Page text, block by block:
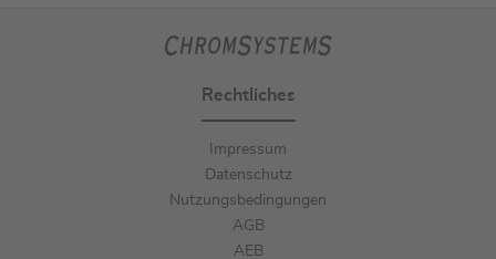
Rechtliches
Impressum
Datenschutz
Nutzungsbedingungen
AGB
AEB